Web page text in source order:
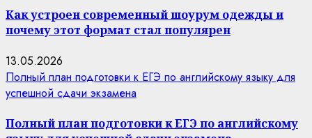
Как устроен современный шоурум одежды и
почему этот формат стал популярен
13.05.2026
Полный план подготовки к ЕГЭ по английскому языку для
успешной сдачи экзамена
Полный план подготовки к ЕГЭ по английскому